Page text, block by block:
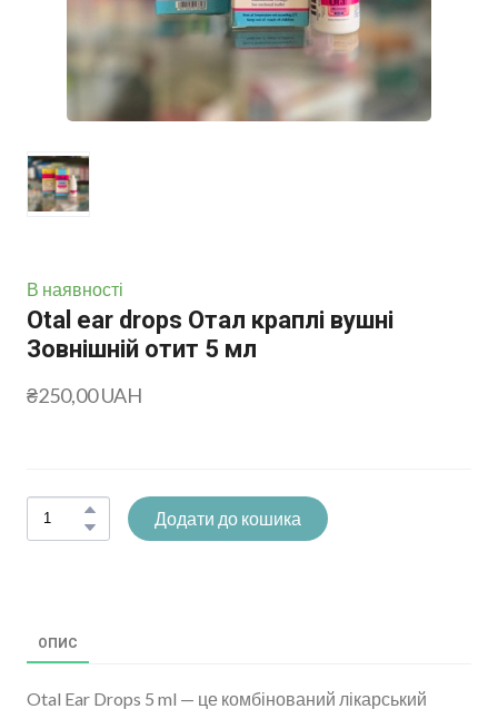
В наявності
Otal ear drops Отал краплі вушні
Зовнішній отит 5 мл
₴250,00 UAH
Додати до кошика
ОПИС
Otal Ear Drops 5 ml — це комбінований лікарський